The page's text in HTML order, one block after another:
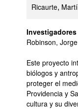
Ricaurte,
Robinson,
Este proyecto
biólogos y
proteger el
Providencia y
cultura y su